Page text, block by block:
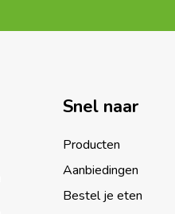
Snel naar
Producten
Aanbiedingen
Bestel je eten